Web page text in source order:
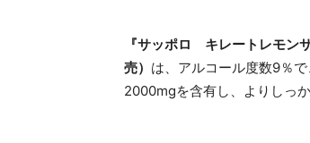
『サッポロ キレートレモン
売） は、アルコール度数9％
2000mgを含有し、よりしっ